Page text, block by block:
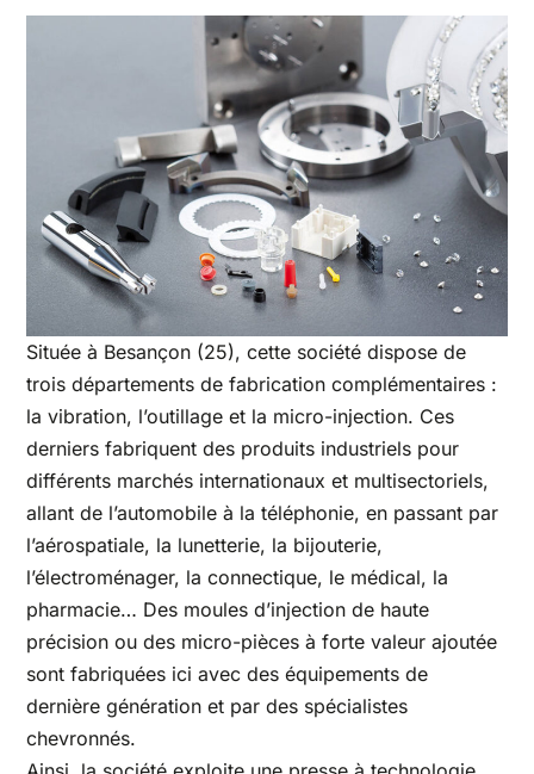
Située à Besançon (25), cette société dispose de
trois départements de fabrication complémentaires :
la vibration, l’outillage et la micro-injection. Ces
derniers fabriquent des produits industriels pour
différents marchés internationaux et multisectoriels,
allant de l’automobile à la téléphonie, en passant par
l’aérospatiale, la lunetterie, la bijouterie,
l’électroménager, la connectique, le médical, la
pharmacie… Des moules d’injection de haute
précision ou des micro-pièces à forte valeur ajoutée
sont fabriquées ici avec des équipements de
dernière génération et par des spécialistes
chevronnés.